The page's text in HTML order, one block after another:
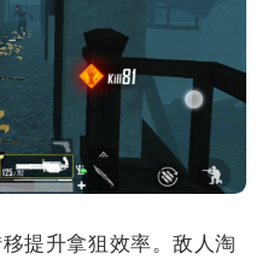
提升拿狙效率。敌人淘